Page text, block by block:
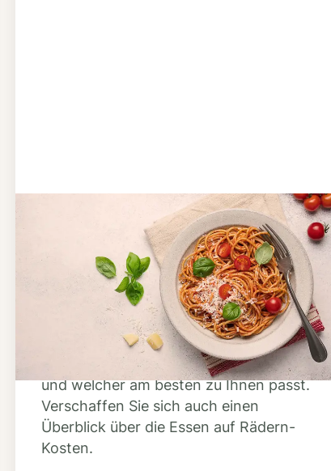
Schritt 2
Anbieter finden
Nutzen Sie unsere große Mahlzeiten-
Dienst-Suche, um herauszufinden,
welche Anbieter es in Ihrer Region gibt
und welcher am besten zu Ihnen passt.
Verschaffen Sie sich auch einen
Überblick über die Essen auf Rädern-
Kosten.